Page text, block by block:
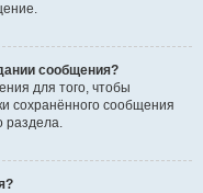
сообщения?
для того, чтобы
сохранённого сообщения
раздела.